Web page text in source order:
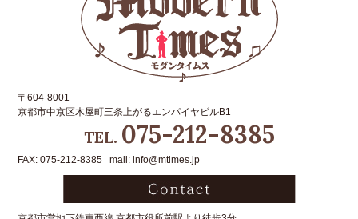
〒604-8001
京都市中京区木屋町三条上がるエンパイヤビルB1
TEL. 075-212-8385
FAX: 075-212-8385 mail: info@mtimes.jp